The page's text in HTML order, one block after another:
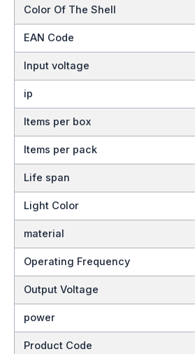
Color Of The Shell
EAN Code
Input voltage
ip
Items per box
Items per pack
Life span
Light Color
material
Operating Frequency
Output Voltage
power
Product Code